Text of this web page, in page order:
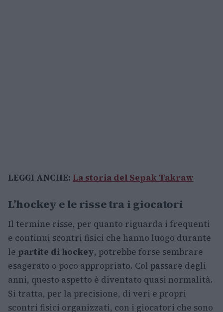
LEGGI ANCHE: La storia del Sepak Takraw
L’hockey e le risse tra i giocatori
Il termine risse, per quanto riguarda i frequenti
e continui scontri fisici che hanno luogo durante
le partite di hockey, potrebbe forse sembrare
esagerato o poco appropriato. Col passare degli
anni, questo aspetto è diventato quasi normalità.
Si tratta, per la precisione, di veri e propri
scontri fisici organizzati, con i giocatori che sono